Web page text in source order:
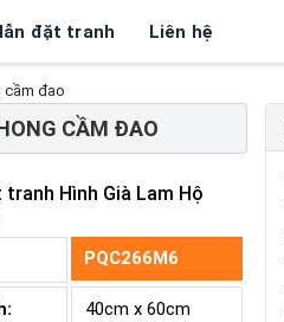
đặt tranh Liên hệ
cầm đao
CẦM ĐAO
tranh Hình Già Lam Hộ
PQC266M6
40cm x 60cm